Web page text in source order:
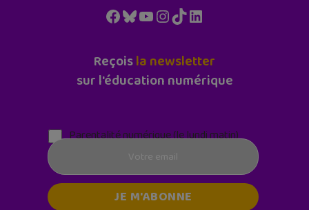
Facebook
Bluesky
YouTube
Instagram
TikTokLinkedIn
Reçoisla newsletter
sur l'éducation numérique
Parentalité numérique (le lundi matin)